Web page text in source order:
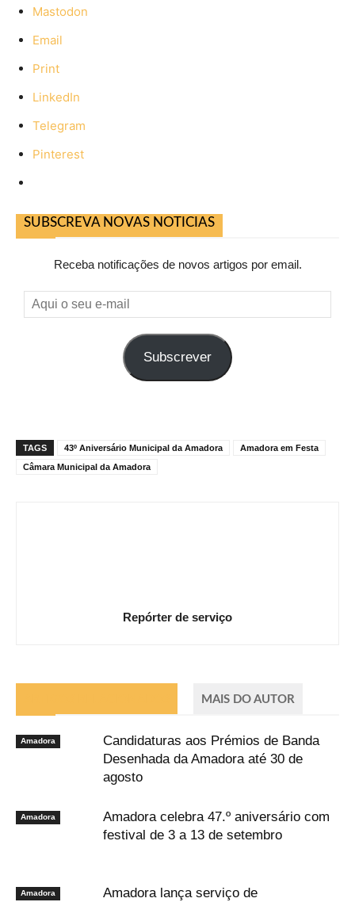
Mastodon
Email
Print
LinkedIn
Telegram
Pinterest
SUBSCREVA NOVAS NOTICIAS
Receba notificações de novos artigos por email.
Aqui
o
Subscrever
TAGS 43º Aniversário Municipal da Amadora
Amadora em Festa
Câmara Municipal da Amadora
Repórter de serviço
MAIS DO AUTOR
Amadora
Candidaturas aos Prémios de Banda
Desenhada da Amadora até 30 de
agosto
Amadora
Amadora celebra 47.º aniversário com
festival de 3 a 13 de setembro
Amadora
Amadora lança serviço de